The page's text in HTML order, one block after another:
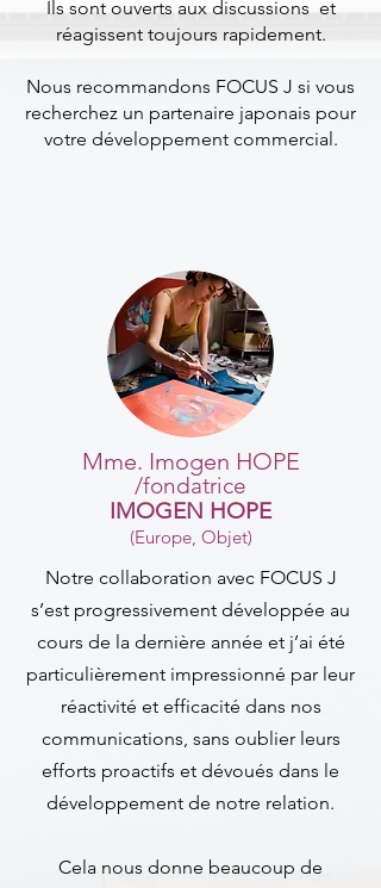
Ils sont ouverts aux discussions et
réagissent toujours rapidement.
Nous recommandons FOCUS J si vous
recherchez un partenaire japonais pour
votre développement commercial.
Mme. Imogen HOPE
/fondatrice
IMOGEN HOPE
(Europe, Objet)
Notre collaboration avec FOCUS J
s’est progressivement développée au
cours de la dernière année et j’ai été
particulièrement impressionné par leur
réactivité et efficacité dans nos
communications, sans oublier leurs
efforts proactifs et dévoués dans le
développement de notre relation.
Cela nous donne beaucoup de